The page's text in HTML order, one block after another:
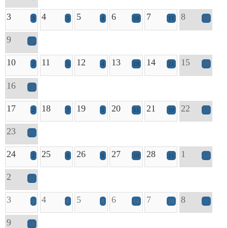
3 3 4 5 5 4 6 10 7 11 8 19
9 10
10 2 11 5 12 4 13 18 14 21 15 28
16 16
17 2 18 7 19 5 20 11 21 10 22 17
23 11
24 2 25 6 26 6 27 10 28 11 1 14
2 12
3 2 4 8 5 8 6 14 7 16 8 31
9 16